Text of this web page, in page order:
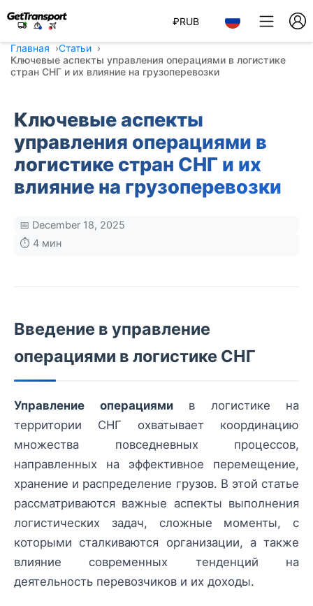
₽RUB
Главная
Статьи
Ключевые аспекты управления операциями в логистике
стран СНГ и их влияние на грузоперевозки
Ключевые аспекты
управления операциями в
логистике стран СНГ и их
влияние на грузоперевозки
📅 December 18, 2025
⏱️ 4 мин
Введение в управление
операциями в логистике СНГ
Управление операциямив логистике на
территории СНГ охватывает координацию
множества повседневных процессов,
направленных на эффективное перемещение,
хранение и распределение грузов. В этой статье
рассматриваются важные аспекты выполнения
логистических задач, сложные моменты, с
которыми сталкиваются организации, а также
влияние современных тенденций на
деятельность перевозчиков и их доходы.